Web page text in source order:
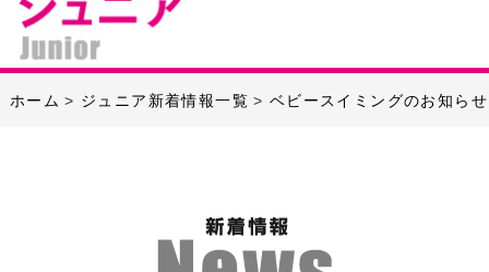
ホーム ジュニア新着情報一覧 ベビースイミングのお知らせ